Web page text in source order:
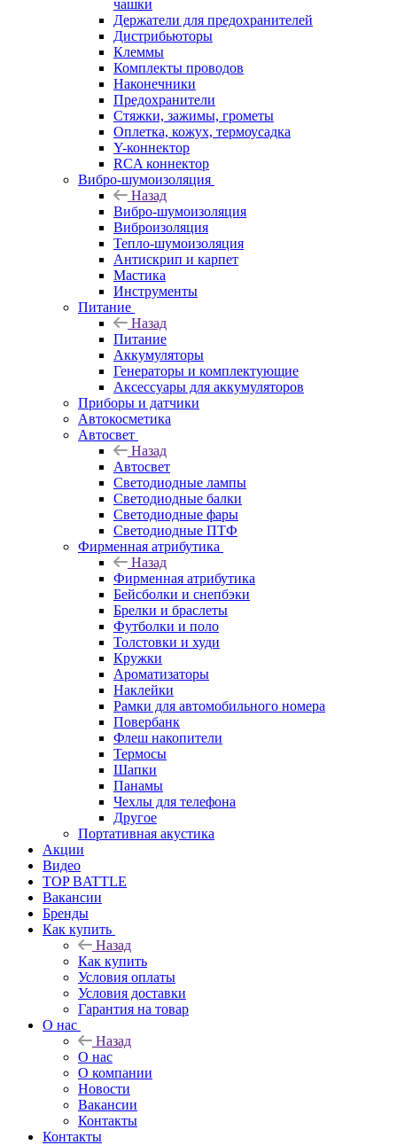
чашки
Держатели для предохранителей
Дистрибьюторы
Клеммы
Комплекты проводов
Наконечники
Предохранители
Стяжки, зажимы, грометы
Оплетка, кожух, термоусадка
Y-коннектор
RCA коннектор
Вибро-шумоизоляция
Назад
Вибро-шумоизоляция
Виброизоляция
Тепло-шумоизоляция
Антискрип и карпет
Мастика
Инструменты
Питание
Назад
Питание
Аккумуляторы
Генераторы и комплектующие
Аксессуары для аккумуляторов
Приборы и датчики
Автокосметика
Автосвет
Назад
Автосвет
Светодиодные лампы
Светодиодные балки
Светодиодные фары
Светодиодные ПТФ
Фирменная атрибутика
Назад
Фирменная атрибутика
Бейсболки и снепбэки
Брелки и браслеты
Футболки и поло
Толстовки и худи
Кружки
Ароматизаторы
Наклейки
Рамки для автомобильного номера
Повербанк
Флеш накопители
Термосы
Шапки
Панамы
Чехлы для телефона
Другое
Портативная акустика
Акции
Видео
TOP BATTLE
Вакансии
Бренды
Как купить
Назад
Как купить
Условия оплаты
Условия доставки
Гарантия на товар
О нас
Назад
О нас
О компании
Новости
Вакансии
Контакты
Контакты